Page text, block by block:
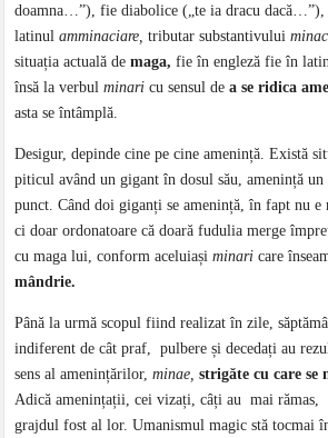
doamna…”), fie diabolice („te ia dracu
latinulamminaciare,tributar substantivului
situația actuală demaga,fie în engleză fie în
însă la verbulminaricu sensul dea se ridica
asta se întâmplă.
Desigur, depinde cine pe cine amenință. Există
piticul având un gigant în dosul său, amenință
punct. Când doi giganți se amenință, în fapt nu
ci doar ordonatoare că doară fudulia merge
cu maga lui, conform aceluiașiminaricare
mândrie.
Până la urmă scopul fiind realizat în zile,
indiferent de cât praf, pulbere și decedați au
sens al amenințărilor,minae,strigăte cu care se
Adică amenințații, cei vizați, câți au mai
grajdul fost al lor. Umanismul magic stă tocmai